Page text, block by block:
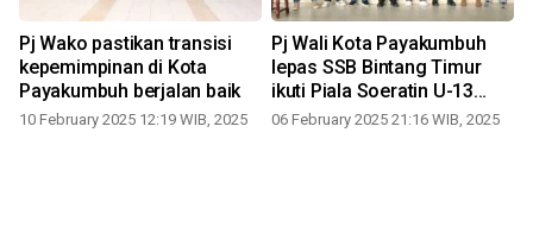
Pj Wako pastikan transisi
kepemimpinan di Kota
Payakumbuh berjalan baik
10 February 2025 12:19 WIB, 2025
Pj Wali Kota Payakumbuh
lepas SSB Bintang Timur
ikuti Piala Soeratin U-13
tingkat nasional
06 February 2025 21:16 WIB, 2025